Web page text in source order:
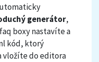
generátor,
boxy nastavíte a
kód, ktorý
vložíte do editora